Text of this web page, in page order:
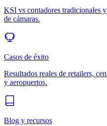
KSI vs contadores tradicionales
de cámaras.
Casos de éxito
Resultados reales de retailers,
y aeropuertos.
Blog y recursos